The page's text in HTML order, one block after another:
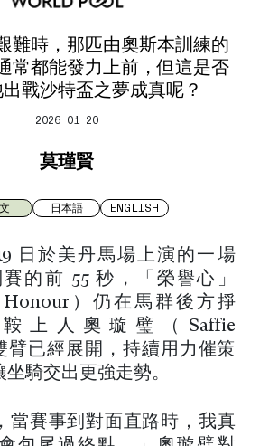
難時，那匹由奧斯本訓練的
常都能發力上前，但這是否
戰沙特盃之夢成真呢？
2026 01 20
莫瑾賢
日本語 ENGLISH
日於美丹馬場上演的一場
的前 55 秒，「榮譽心」
Honour）仍在馬群後方掙
上人奧璇璧（Saffie
臂已經展開，持續用力催策
騎交出更強走勢。
當賽事到對面直路時，我真